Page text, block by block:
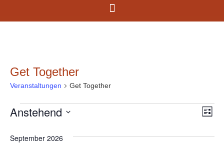
Get Together
Veranstaltungen Get Together
Liste
Anstehend
September 2026